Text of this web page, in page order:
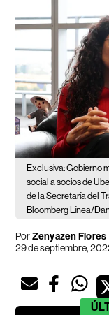
Exclusiva: Gobierno
social a socios de
de la Secretaría del
Bloomberg Línea/
PorZenyazen Flores
29 de septiembre,